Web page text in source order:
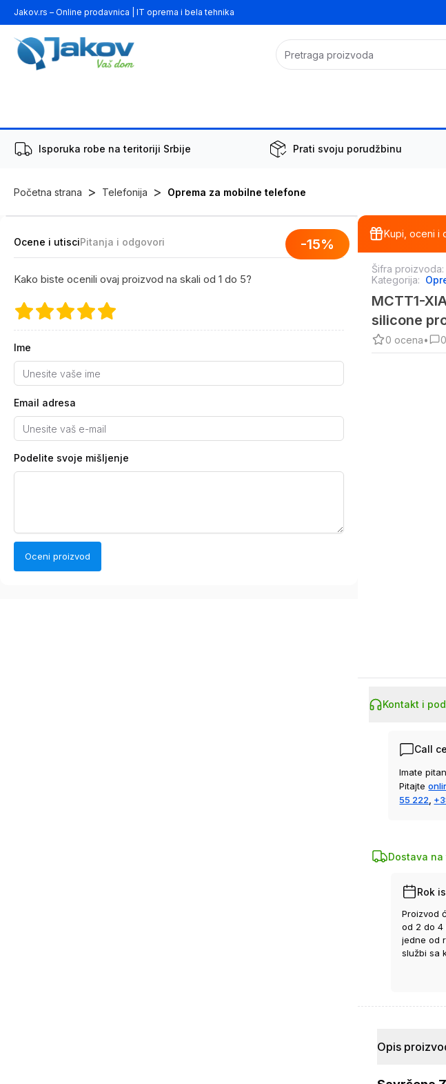
Jakov.rs – Online prodavnica | IT oprema i bela tehnika
Isporuka robe na teritoriji Srbije Prati svoju porudžbinu
Početna strana > Telefonija > Oprema za mobilne telefone
-15%
Ocene i utisciPitanja i odgovori
Kako biste ocenili ovaj proizvod na skali od 1 do 5?
Ime
Email adresa
Podelite svoje mišljenje
Oceni proizvod
Kupi, oceni i
Šifra proizvoda:
Kategorija:
MCTT1-
silicone
0 ocena• 0
Kontakt i
Call
Imate
Pitajte
55 222
Dostava
Rok
Proizvod
od 2 do 4
jedne od
službi sa
Opis